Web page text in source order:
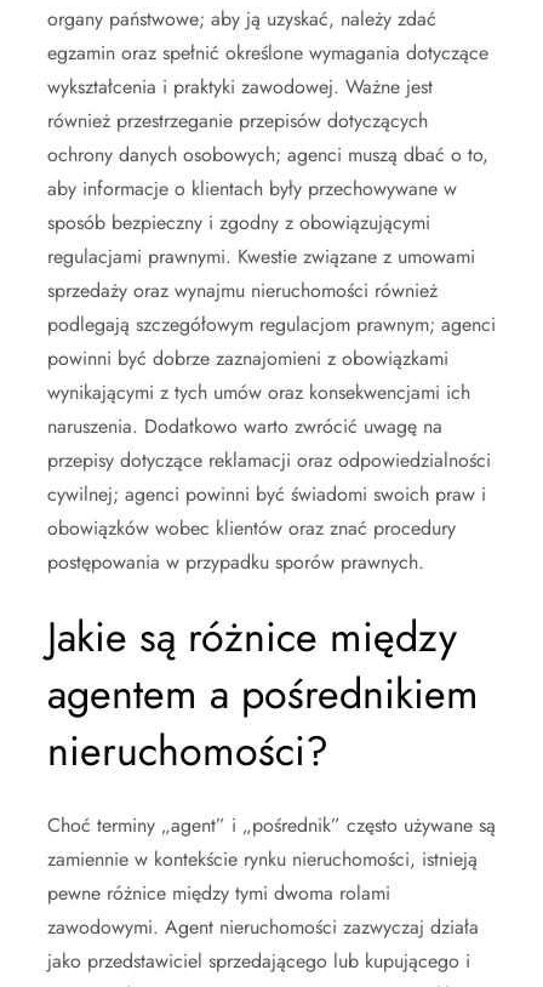
organy państwowe; aby ją uzyskać, należy zdać
egzamin oraz spełnić określone wymagania dotyczące
wykształcenia i praktyki zawodowej. Ważne jest
również przestrzeganie przepisów dotyczących
ochrony danych osobowych; agenci muszą dbać o to,
aby informacje o klientach były przechowywane w
sposób bezpieczny i zgodny z obowiązującymi
regulacjami prawnymi. Kwestie związane z umowami
sprzedaży oraz wynajmu nieruchomości również
podlegają szczegółowym regulacjom prawnym; agenci
powinni być dobrze zaznajomieni z obowiązkami
wynikającymi z tych umów oraz konsekwencjami ich
naruszenia. Dodatkowo warto zwrócić uwagę na
przepisy dotyczące reklamacji oraz odpowiedzialności
cywilnej; agenci powinni być świadomi swoich praw i
obowiązków wobec klientów oraz znać procedury
postępowania w przypadku sporów prawnych.
Jakie są różnice między
agentem a pośrednikiem
nieruchomości?
Choć terminy „agent” i „pośrednik” często używane są
zamiennie w kontekście rynku nieruchomości, istnieją
pewne różnice między tymi dwoma rolami
zawodowymi. Agent nieruchomości zazwyczaj działa
jako przedstawiciel sprzedającego lub kupującego i